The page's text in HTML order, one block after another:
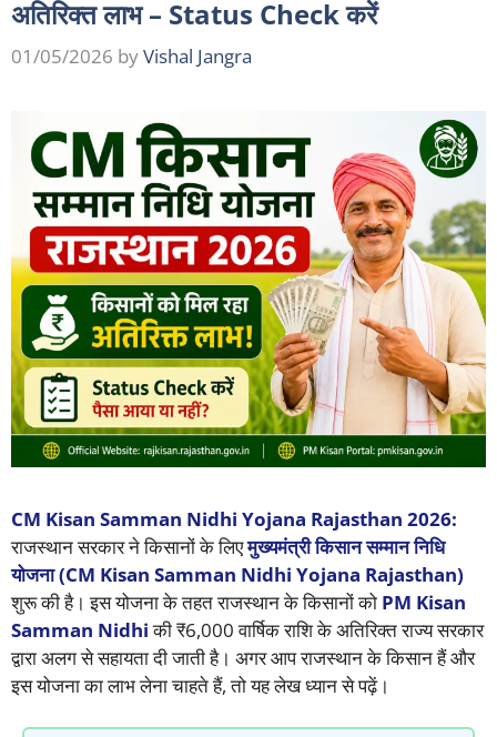
अतिरिक्त लाभ – Status Check करें
01/05/2026 byVishal Jangra
CM Kisan Samman Nidhi Yojana Rajasthan 2026:
राजस्थान सरकार ने किसानों के लिएमुख्यमंत्री किसान सम्मान निधि
योजना (CM Kisan Samman Nidhi Yojana Rajasthan)
शुरू की है। इस योजना के तहत राजस्थान के किसानों को PM Kisan
Samman Nidhiकी ₹6,000 वार्षिक राशि के अतिरिक्त राज्य सरकार
द्वारा अलग से सहायता दी जाती है। अगर आप राजस्थान के किसान हैं और
इस योजना का लाभ लेना चाहते हैं, तो यह लेख ध्यान से पढ़ें।